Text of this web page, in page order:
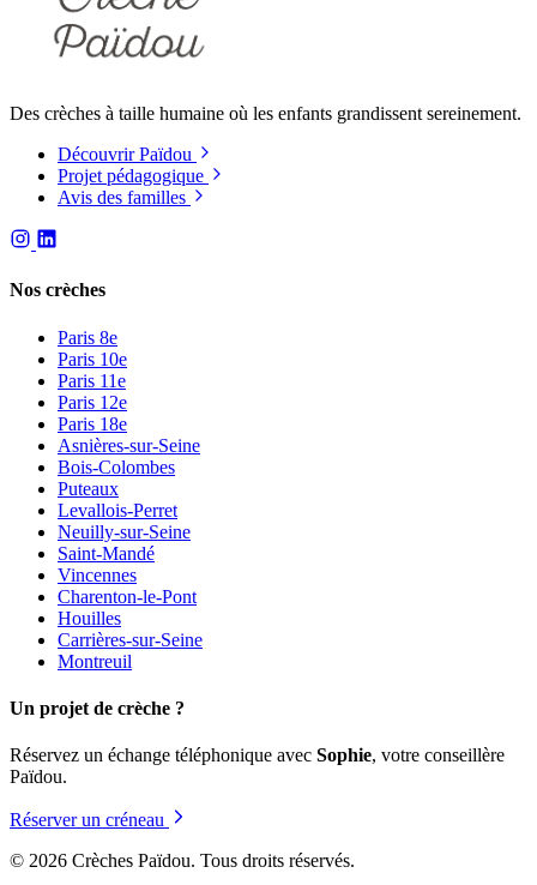
Des crèches à taille humaine où les enfants grandissent sereinement.
Découvrir Païdou
Projet pédagogique
Avis des familles
Nos crèches
Paris 8e
Paris 10e
Paris 11e
Paris 12e
Paris 18e
Asnières-sur-Seine
Bois-Colombes
Puteaux
Levallois-Perret
Neuilly-sur-Seine
Saint-Mandé
Vincennes
Charenton-le-Pont
Houilles
Carrières-sur-Seine
Montreuil
Un projet de crèche ?
Réservez un échange téléphonique avec Sophie, votre conseillère
Païdou.
Réserver un créneau
© 2026 Crèches Païdou. Tous droits réservés.